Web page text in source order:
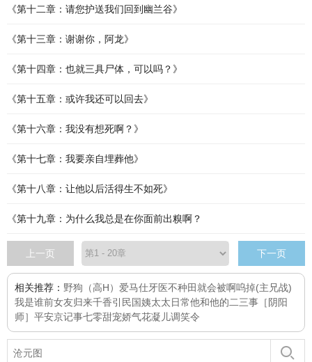
《第十二章：请您护送我们回到幽兰谷》
《第十三章：谢谢你，阿龙》
《第十四章：也就三具尸体，可以吗？》
《第十五章：或许我还可以回去》
《第十六章：我没有想死啊？》
《第十七章：我要亲自埋葬他》
《第十八章：让他以后活得生不如死》
《第十九章：为什么我总是在你面前出糗啊？
上一页 下一页
相关推荐： 野狗（高H） 爱马仕牙医不种田就会被啊呜掉(主兄战)
我是谁前女友归来千香引 民国姨太太日常他和他的二三事 ［阴阳
师］平安京记事七零甜宠娇气花凝儿调笑令